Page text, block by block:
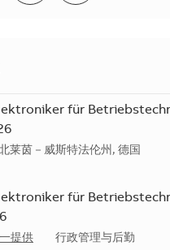
für
莱茵－威斯特法伦州, 德国
für
提供 类别
行政管理与后勤